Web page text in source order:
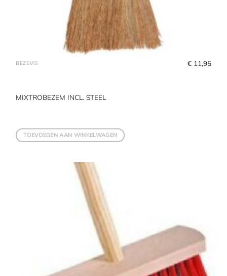
BEZEMS
MIXTROBEZEM INCL. STEEL
€ 11,95
TOEVOEGEN AAN WINKELWAGEN